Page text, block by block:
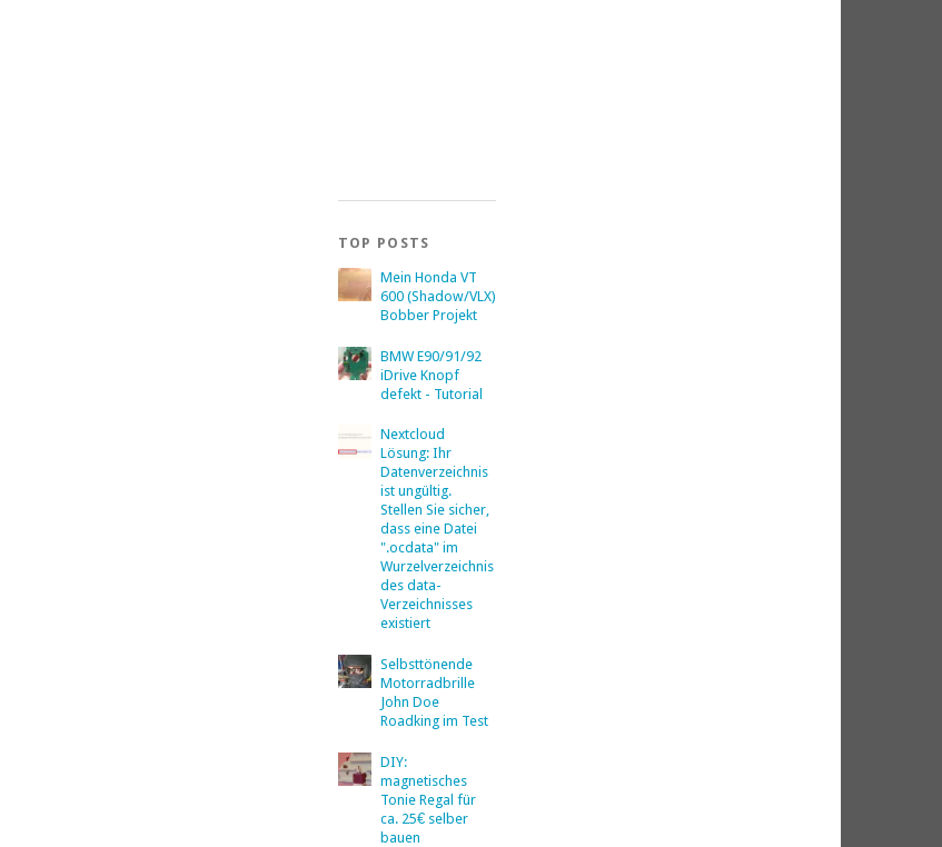
TOP POSTS
Mein Honda VT
600 (Shadow/VLX)
Bobber Projekt
BMW E90/91/92
iDrive Knopf
defekt - Tutorial
Nextcloud
Lösung: Ihr
Datenverzeichnis
ist ungültig.
Stellen Sie sicher,
dass eine Datei
".ocdata" im
Wurzelverzeichnis
des data-
Verzeichnisses
existiert
Selbsttönende
Motorradbrille
John Doe
Roadking im Test
DIY:
magnetisches
Tonie Regal für
ca. 25€ selber
bauen